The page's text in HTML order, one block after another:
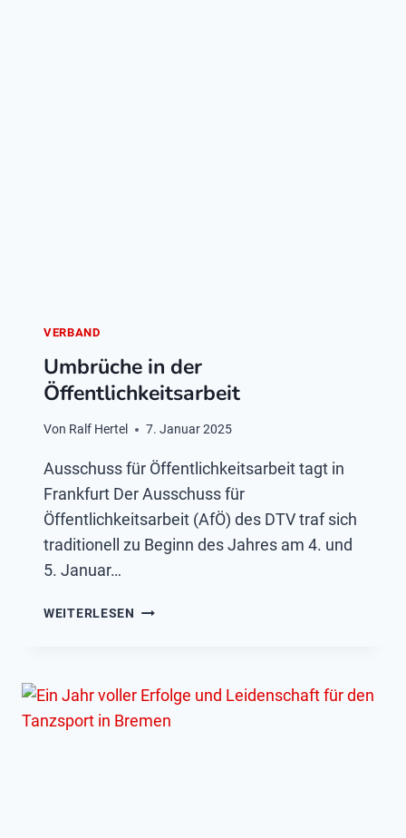
VERBAND
Umbrüche in der
Öffentlichkeitsarbeit
Von Ralf Hertel 7. Januar 2025
Ausschuss für Öffentlichkeitsarbeit tagt in
Frankfurt Der Ausschuss für
Öffentlichkeitsarbeit (AfÖ) des DTV traf sich
traditionell zu Beginn des Jahres am 4. und
5. Januar…
WEITERLESEN UMBRÜCHE